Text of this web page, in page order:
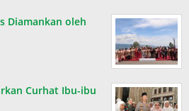
Diamankan oleh
Curhat Ibu-ibu